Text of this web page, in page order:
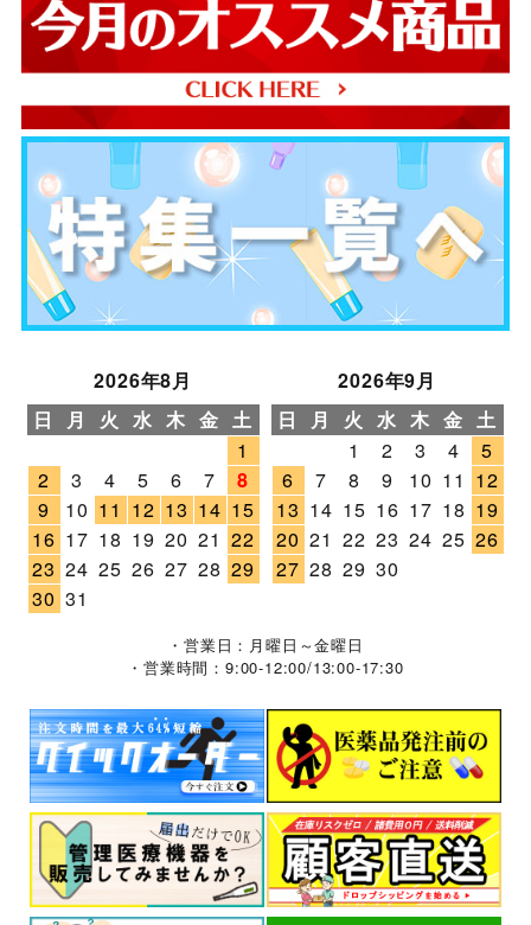
2026年8月
日
月 火 水 木 金 土
1
2
3 4 5 6 7
8
9
10 11 12 13 14 15
16 17 18 19 20 21 22
23 24 25 26 27 28 29
30 31
2026年9月
日
月 火 水 木 金 土
1
2 3 4
5
6
7 8 9 10 11 12
13 14 15 16 17 18 19
20 21 22 23 24 25 26
27 28 29 30
・営業日：月曜日～金曜日
・営業時間：9:00-12:00/13:00-17:30